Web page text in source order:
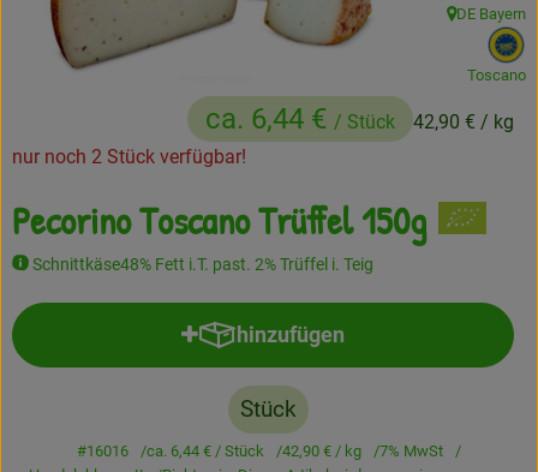
Angebote
Getränke
Gratis Ökokiste im Wert von 25 Euro
Kundenbrief
Pecorino Toscano Trüffel 150g
Schnittkäse48% Fett i.T. past. 2% Trüffel i. Teig
ca. 6,44 € / Stück 42,90 € / kg
nur noch 2 Stück verfügbar!
, Herkunft:
DE Bayern
,
Toscano
hinzufügen
Produkt zum Warenkorb
Stück
#16016 ca. 6,44 € / Stück 42,90 € / kg
7% MwSt